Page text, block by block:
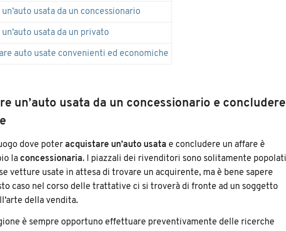
usata da un concessionario
usata da un privato
auto usate convenienti ed economiche
un’auto usata da un concessionario e concludere
dove poter acquistare un’auto usata e concludere un affare è
la concessionaria. I piazzali dei rivenditori sono solitamente popolati
vetture usate in attesa di trovare un acquirente, ma è bene sapere
caso nel corso delle trattative ci si troverà di fronte ad un soggetto
della vendita.
è sempre opportuno effettuare preventivamente delle ricerche